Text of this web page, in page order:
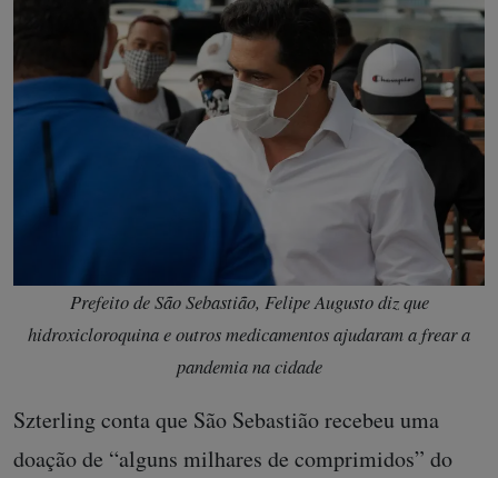
Prefeito de São Sebastião, Felipe Augusto diz que
hidroxicloroquina e outros medicamentos ajudaram a frear a
pandemia na cidade
Szterling conta que São Sebastião recebeu uma
doação de “alguns milhares de comprimidos” do